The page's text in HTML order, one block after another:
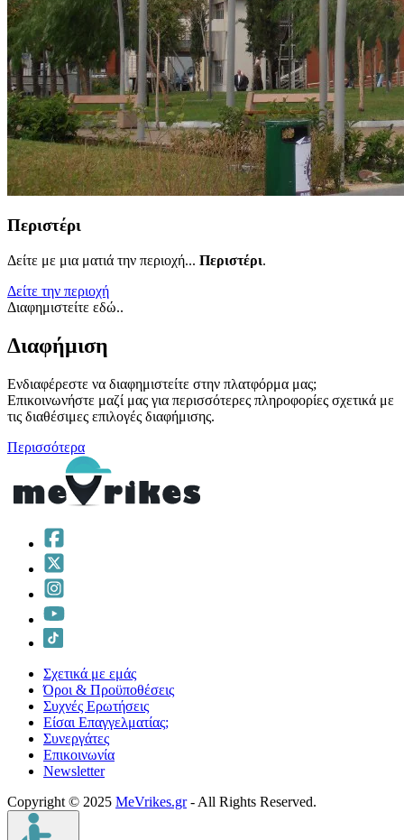
Περιστέρι
Δείτε με μια ματιά την περιοχή... Περιστέρι.
Δείτε την περιοχή
Διαφημιστείτε εδώ..
Διαφήμιση
Ενδιαφέρεστε να διαφημιστείτε στην πλατφόρμα μας;
Επικοινωνήστε μαζί μας για περισσότερες πληροφορίες σχετικά με
τις διαθέσιμες επιλογές διαφήμισης.
Περισσότερα
Σχετικά με εμάς
Όροι & Προϋποθέσεις
Συχνές Ερωτήσεις
Είσαι Επαγγελματίας;
Συνεργάτες
Επικοινωνία
Νewsletter
Copyright © 2025 MeVrikes.gr- All Rights Reserved.